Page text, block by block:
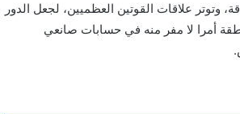
وتوتر علاقات القوتين العظميين، لجعل الدور
أمرا لا مفر منه في حسابات صانعي